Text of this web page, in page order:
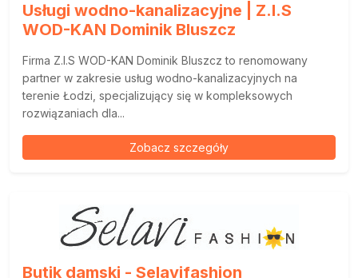
Usługi wodno-kanalizacyjne | Z.I.S
WOD-KAN Dominik Bluszcz
Firma Z.I.S WOD-KAN Dominik Bluszcz to renomowany
partner w zakresie usług wodno-kanalizacyjnych na
terenie Łodzi, specjalizujący się w kompleksowych
rozwiązaniach dla...
Zobacz szczegóły
Butik damski - Selavifashion